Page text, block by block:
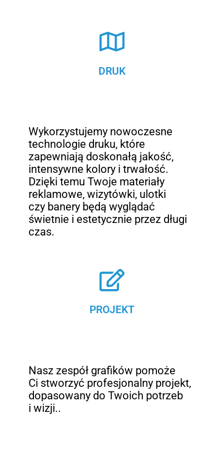
PROJEKT
Nasz zespół grafików pomoże
Ci stworzyć profesjonalny projekt,
dopasowany do Twoich potrzeb
i wizji..
DRUK
Wykorzystujemy nowoczesne
technologie druku, które
zapewniają doskonałą jakość,
intensywne kolory i trwałość.
Dzięki temu Twoje materiały
reklamowe, wizytówki, ulotki
czy banery będą wyglądać
świetnie i estetycznie przez długi
czas.